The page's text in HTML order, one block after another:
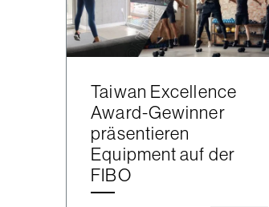
Taiwan Excellence
Award-Gewinner
präsentieren
Equipment auf der
FIBO